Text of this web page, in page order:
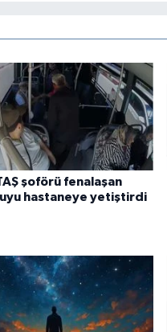
şoförü fenalaşan
hastaneye yetiştirdi